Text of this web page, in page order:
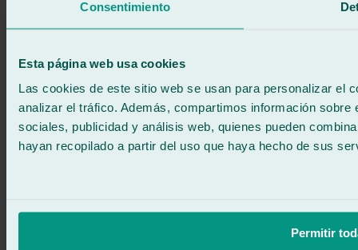
Consentimiento
Esta página web usa cookies
Las cookies de este sitio web se usan para personalizar el
analizar el tráfico. Además, compartimos información
sociales, publicidad y análisis web, quienes pueden
hayan recopilado a partir del uso que haya hecho de sus
Permitir
671 015 121
900 333 733
ATENCIÓN 24/7